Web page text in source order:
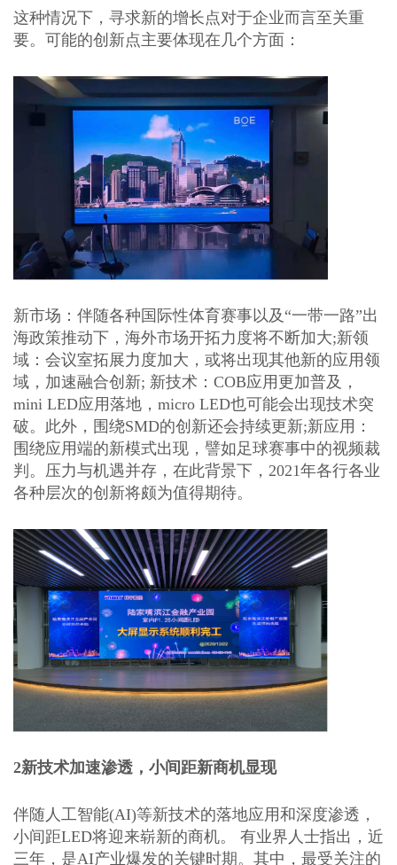
这种情况下，寻求新的增长点对于企业而言至关重
要。可能的创新点主要体现在几个方面：
新市场：伴随各种国际性体育赛事以及 “一带一路”出
海政策推动下，海外市场开拓力度将不断加大;新领
域：会议室拓展力度加大，或将出现其他新的应用领
域，加速融合创新; 新技术：COB应用更加普及，
mini LED应用落地，micro LED也可能会出现技术突
破。此外，围绕SMD的创新还会持续更新;新应用：
围绕应用端的新模式出现，譬如足球赛事中的视频裁
判。压力与机遇并存，在此背景下，2021年各行各业
各种层次的创新将颇为值得期待。
2新技术加速渗透，小间距新商机显现
伴随人工智能(AI)等新技术的落地应用和深度渗透，
小间距LED将迎来崭新的商机。 有业界人士指出，近
三年，是AI产业爆发的关键时期。其中，最受关注的